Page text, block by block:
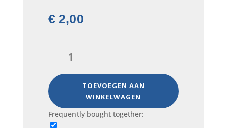
€2,00
9000.107.451
aantal
TOEVOEGEN AAN
WINKELWAGEN
Frequently bought together: